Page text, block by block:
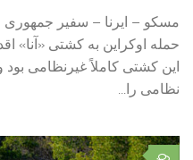
مسکو – ایرنا – سفیر جمهوری
حمله اوکراین به کشتی «آنا»
این کشتی کاملاً غیرنظامی
نظامی را...